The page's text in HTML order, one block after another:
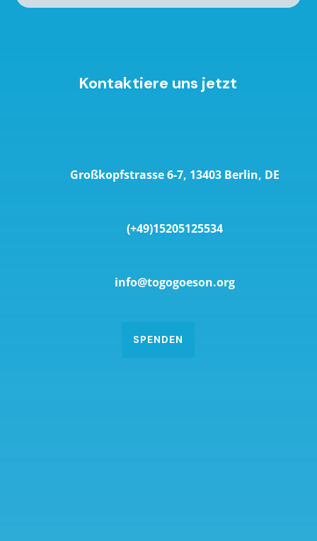
Kontaktiere uns jetzt
Großkopfstrasse 6-7, 13403 Berlin, DE
(+49)15205125534
info@togogoeson.org
SPENDEN